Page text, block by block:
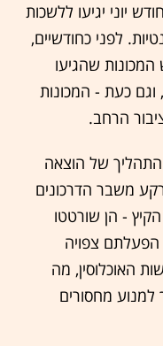
יוני יגיעו ללשכות
לפני כחודשיים,
שהגיעו
וגם כעת - המכונות
הרחב.
התהליך של הוצאה
משבר הדרכונים
- הן שורטטו
הפעלתם צפויה
האוכלוסין, מה
מחסורים